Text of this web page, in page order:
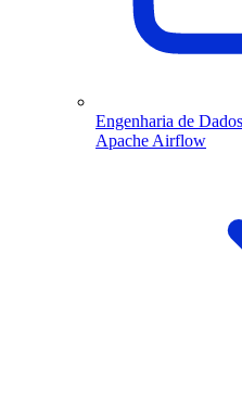
Engenharia de
Apache Airflow